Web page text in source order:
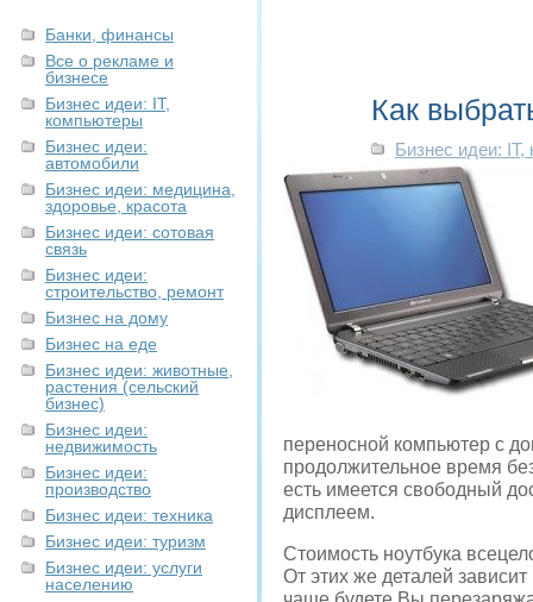
Банки, финансы
Все о рекламе и
бизнесе
Бизнес идеи: IT,
компьютеры
Бизнес идеи:
автомобили
Бизнес идеи: медицина,
здоровье, красота
Бизнес идеи: сотовая
связь
Бизнес идеи:
строительство, ремонт
Бизнес на дому
Бизнес на еде
Бизнес идеи: животные,
растения (сельский
бизнес)
Бизнес идеи:
недвижимость
Бизнес идеи:
производство
Бизнес идеи: техника
Бизнес идеи: туризм
Бизнес идеи: услуги
населению
Как
Бизнес идеи:
переносной компьютер с
продолжительное время
есть имеется свободный
дисплеем.
Стоимость ноутбука
От этих же деталей